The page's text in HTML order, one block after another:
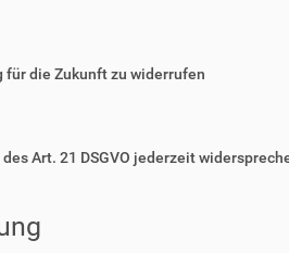
für die Zukunft zu widerrufen
Art. 21 DSGVO jederzeit